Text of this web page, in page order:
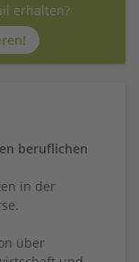
erhalten?
beruflichen
in der
über